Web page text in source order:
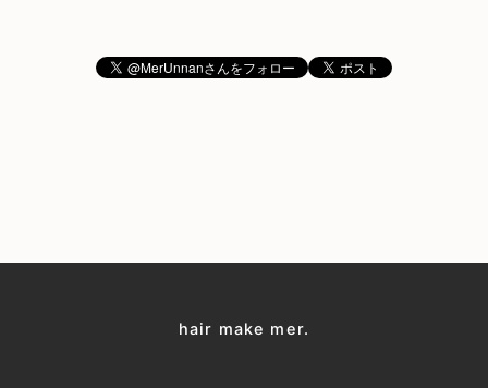
hair make mer.